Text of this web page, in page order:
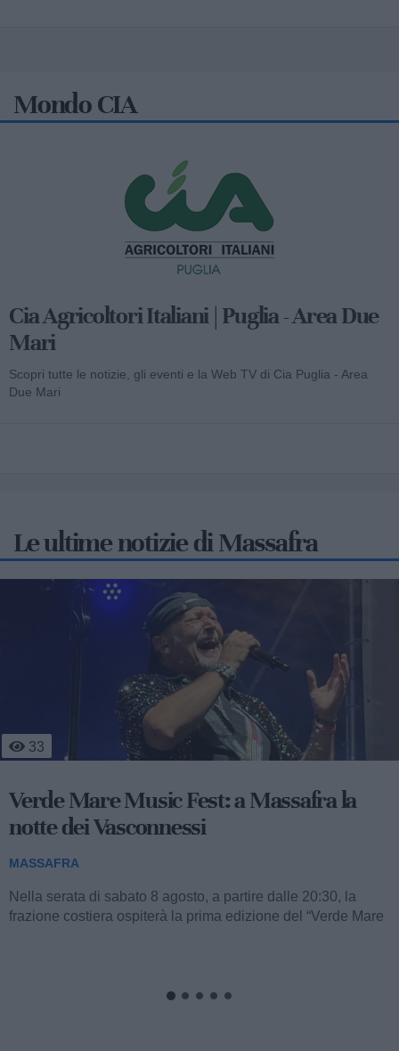
Mondo CIA
Cia Agricoltori Italiani | Puglia - Area Due
Mari
Scopri tutte le notizie, gli eventi e la Web TV di Cia Puglia - Area
Due Mari
Le ultime notizie di Massafra
4
Massafra sul podio: la 13enne Francesca
Nitti è d'oro
MASSAFRA
A soli 13 anni, la giovanissima atleta massafrese Francesca
Nitti, portacolori del Settore Giovanile FITAV Regione